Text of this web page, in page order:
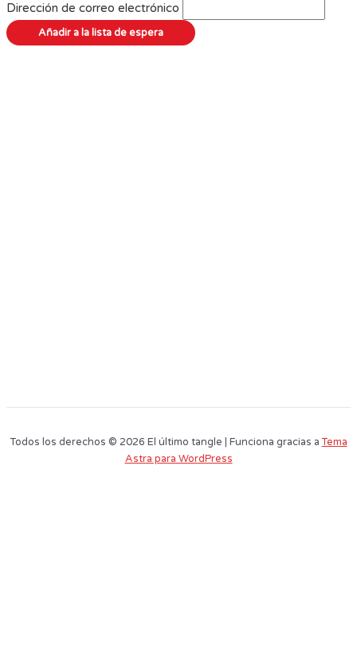
Dirección de correo electrónico
Todos los derechos © 2026 El último tangle | Funciona gracias aTema
Astra para WordPress